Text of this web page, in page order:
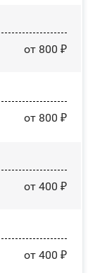
от 800 ₽
от 800 ₽
от 400 ₽
от 400 ₽